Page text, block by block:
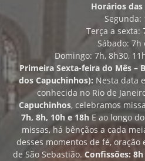
Horários das
Segunda:
Terça a sexta:
Sábado: 7h
Domingo: 7h, 8h30,
Primeira Sexta-feira do Mês –
dos Capuchinhos): Nesta data
conhecida no Rio de
Capuchinhos, celebramos
7h, 8h, 10h e 18h E ao longo
missas, há bênçãos a cada
desses momentos de fé, oração
de São Sebastião. Confissões: 8h